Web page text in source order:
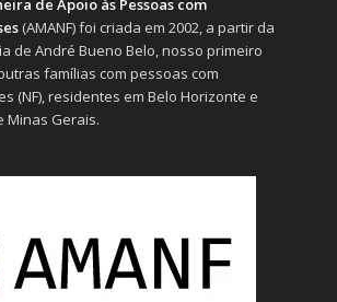
de Apoio às Pessoas com
(AMANF) foi criada em 2002, a partir da
de André Bueno Belo, nosso primeiro
famílias com pessoas com
(NF), residentes em Belo Horizonte e
Minas Gerais.